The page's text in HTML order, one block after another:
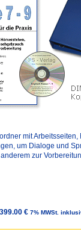
mit Arbeitsseiten,
um Dialoge und
zur
399.00 € 7% MWSt.